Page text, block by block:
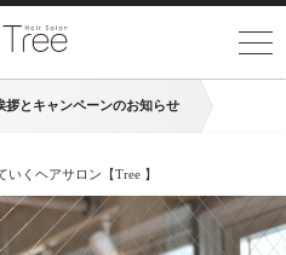
拶とキャンペーンのお知らせ
くヘアサロン【Tree 】